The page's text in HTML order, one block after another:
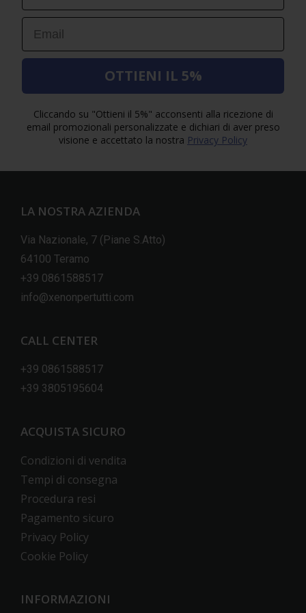
Email
OTTIENI IL 5%
Cliccando su "Ottieni il 5%" acconsenti alla ricezione di
email promozionali personalizzate e dichiari di aver preso
visione e accettato la nostra Privacy Policy
LA NOSTRA AZIENDA
Via Nazionale, 7 (Piane S.Atto)
64100 Teramo
+39 0861588517
info@xenonpertutti.com
CALL CENTER
+39 0861588517
+39 3805195604
ACQUISTA SICURO
Condizioni di vendita
Tempi di consegna
Procedura resi
Pagamento sicuro
Privacy Policy
Cookie Policy
INFORMAZIONI